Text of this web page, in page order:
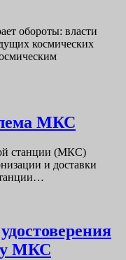
обороты: власти
космических
МКС
станции (МКС)
и доставки
МКС